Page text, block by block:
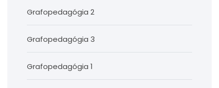
Grafopedagógia 2
Grafopedagógia 3
Grafopedagógia 1